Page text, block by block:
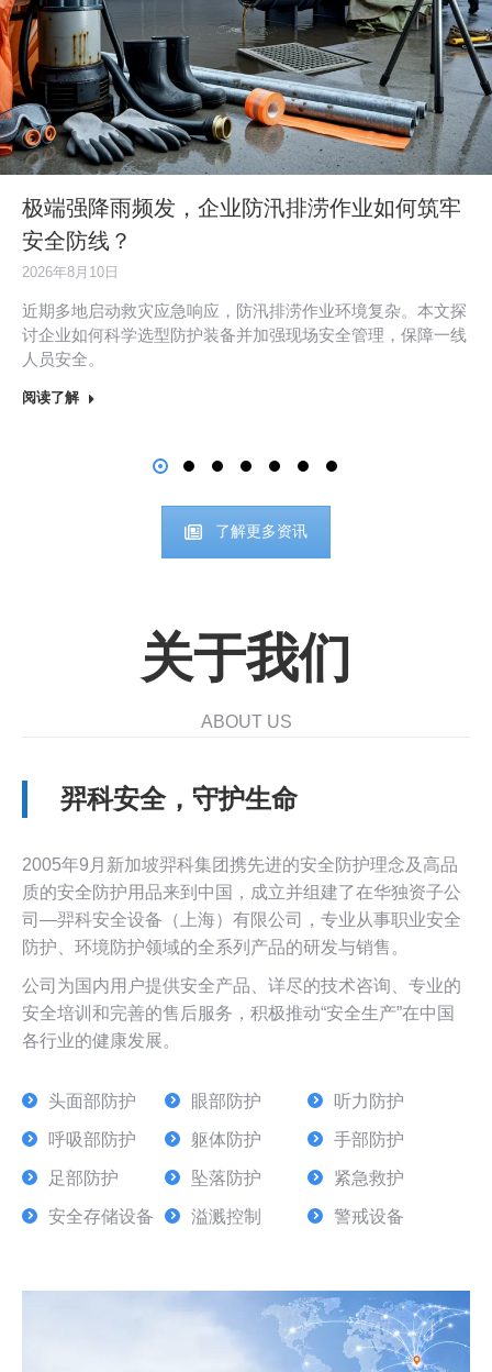
极端强降雨频发，企业防汛排涝作业如何筑牢
安全防线？
2026年8月10日
近期多地启动救灾应急响应，防汛排涝作业环境复杂。本文探
讨企业如何科学选型防护装备并加强现场安全管理，保障一线
人员安全。
阅读了解
了解更多资讯
关于我们
ABOUT US
羿科安全，守护生命
2005年9月新加坡羿科集团携先进的安全防护理念及高品
质的安全防护用品来到中国，成立并组建了在华独资子公
司—羿科安全设备（上海）有限公司，专业从事职业安全
防护、环境防护领域的全系列产品的研发与销售。
公司为国内用户提供安全产品、详尽的技术咨询、专业的
安全培训和完善的售后服务，积极推动“安全生产”在中国
各行业的健康发展。
头面部防护 眼部防护 听力防护
呼吸部防护 躯体防护 手部防护
足部防护 坠落防护 紧急救护
安全存储设备 溢溅控制 警戒设备